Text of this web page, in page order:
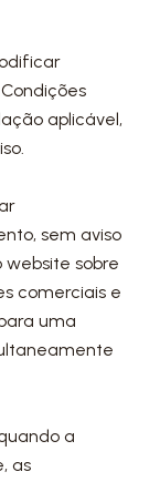
aplicável,
sem aviso
sobre
comerciais e
uma
a
as